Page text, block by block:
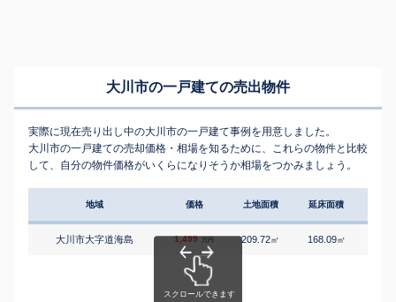
大川市の一戸建ての売出物件
実際に現在売り出し中の大川市の一戸建て事例を用意しました。
大川市の一戸建ての売却価格・相場を知るために、これらの物件と比較
して、自分の物件価格がいくらになりそうか相場をつかみましょう。
地域 価格 土地面積 延床面積
大川市大字道海島 1,499 万円 209.72㎡ 168.09㎡